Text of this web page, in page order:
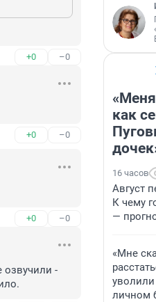
+0 –0
+0 –0
+0 –0
озвучили -
как
16 часов
Август
К чему
—
«Мне
личном